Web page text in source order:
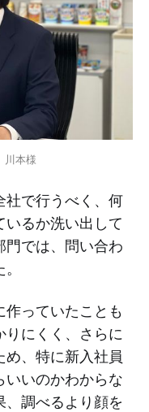
川本様
社で行うべく、何
るか洗い出して
門では、問い合わ
っていたことも
りにくく、さらに
、特に新入社員
いいのかわからな
調べるより顔を